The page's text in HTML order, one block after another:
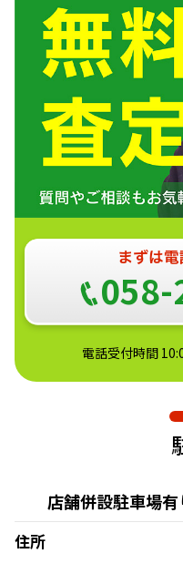
電話受付時間
店舗併設駐車場有
住所